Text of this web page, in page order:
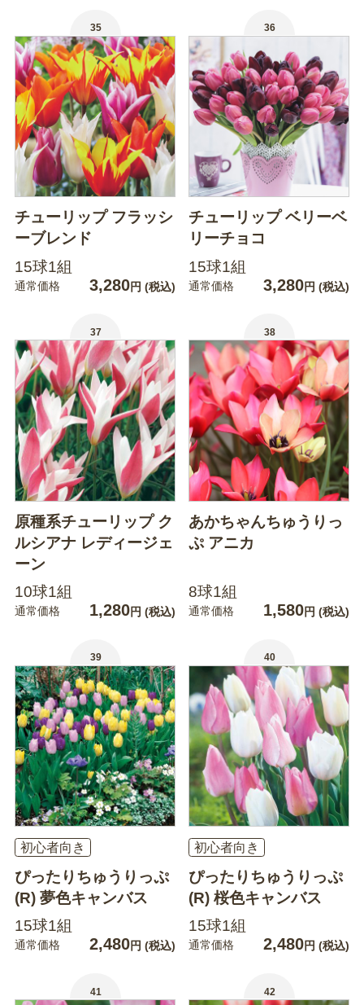
35
チューリップ フラッシ
ーブレンド
15球1組
通常価格 3,280円 (税込)
36
チューリップ ベリーベ
リーチョコ
15球1組
通常価格 3,280円 (税込)
37
原種系チューリップ ク
ルシアナ レディージェ
ーン
10球1組
通常価格 1,280円 (税込)
38
あかちゃんちゅうりっ
ぷ アニカ
8球1組
通常価格 1,580円 (税込)
39
初心者向き
ぴったりちゅうりっぷ
(R) 夢色キャンバス
15球1組
通常価格 2,480円 (税込)
40
初心者向き
ぴったりちゅうりっぷ
(R) 桜色キャンバス
15球1組
通常価格 2,480円 (税込)
41 42